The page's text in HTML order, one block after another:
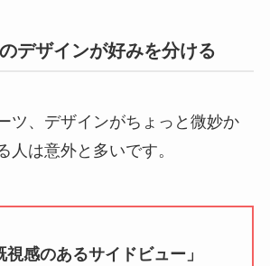
デザインが好みを分ける
ツ、デザインがちょっと微妙か
は意外と多いです。
視感のあるサイドビュー」